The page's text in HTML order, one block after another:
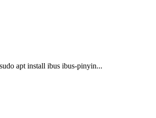
apt install ibus ibus-pinyin...